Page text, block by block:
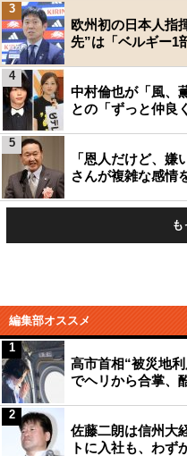
欧州初の日本人指
先”は「ベルギー1
3
中村倫也が「風、
との「ずっと仲良
4
「恩人だけど、
さんが複雑な感情
5
も
編集部オススメ
高市首相“被災地
でヘリから合掌、
1
佐藤二朗は信州大
トに入社も、わず
2